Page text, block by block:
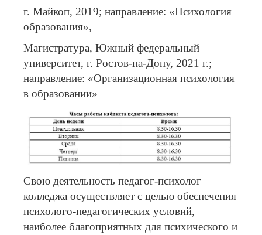
г. Майкоп, 2019; направление: «Психология
образования»,
Магистратура, Южный федеральный
университет, г. Ростов-на-Дону, 2021 г.;
направление: «Организационная психология
в образовании»
Свою деятельность педагог-психолог
колледжа осуществляет с целью обеспечения
психолого-педагогических условий,
наиболее благоприятных для психического и